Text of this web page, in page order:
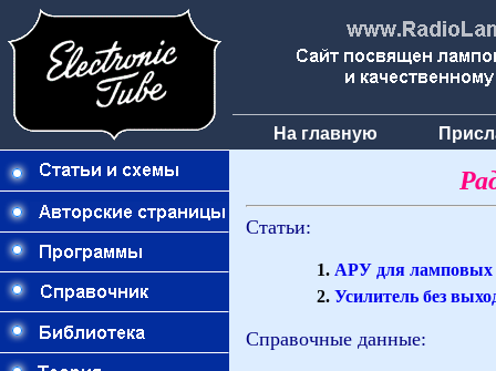
На главную
Статьи:
АРУ для ламповых
Усилитель без
Справочные данные: